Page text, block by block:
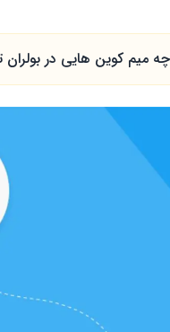
چه میم کوین هایی در بولران